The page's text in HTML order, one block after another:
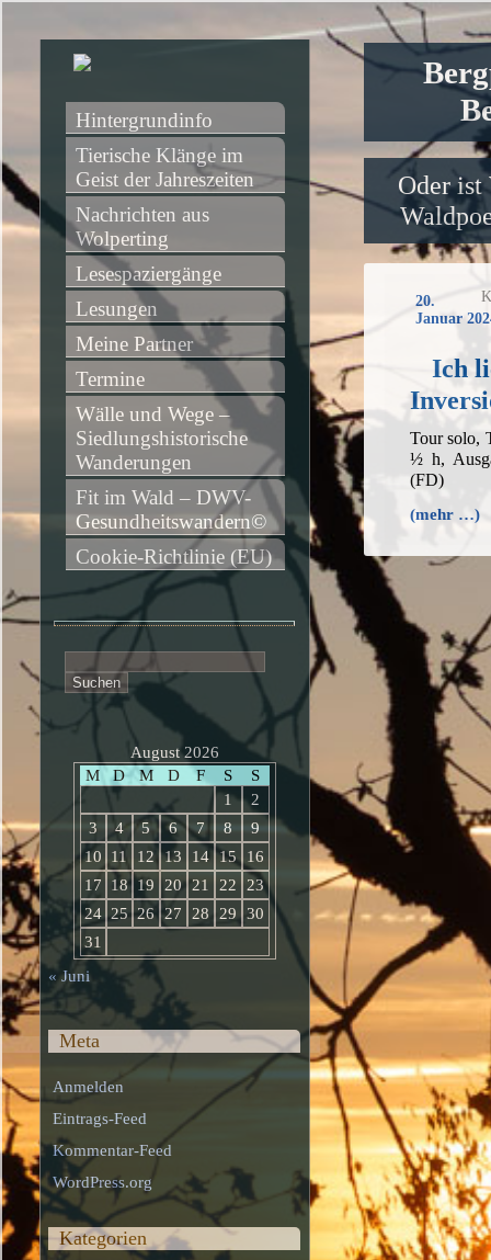
Oder ist
20.
Januar
Ich
Tour solo,
½ h,
(FD)
(mehr …)
Hintergrundinfo
Tierische Klänge im
Geist der Jahreszeiten
Nachrichten aus
Wolperting
Lesespaziergänge
Lesungen
Meine Partner
Termine
Wälle und Wege –
Siedlungshistorische
Wanderungen
Fit im Wald – DWV-
Gesundheitswandern©
Cookie-Richtlinie (EU)
nach:
August 2026
M
D M D F S
S
1
2
3
4 5 6 7 8
9
10
11 12 13 14 15
16
17
18 19 20 21 22
23
24 25 26 27 28 29
30
31
« Juni
Meta
Anmelden
Eintrags-Feed
Kommentar-Feed
WordPress.org
Kategorien